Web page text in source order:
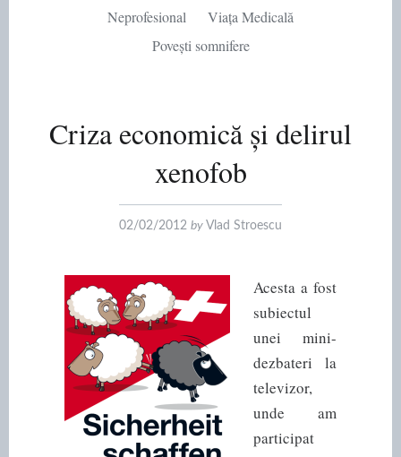
Neprofesional
Viața Medicală
Povești somnifere
Criza economică și delirul
xenofob
02/02/2012 by Vlad Stroescu
Acesta a fost
subiectul
unei mini-
dezbateri la
televizor,
unde am
participat